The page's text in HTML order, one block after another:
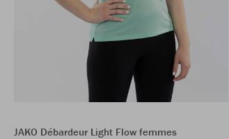
JAKO Débardeur Light Flow femmes